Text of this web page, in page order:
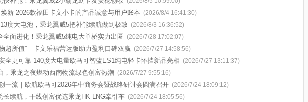
焕新 2026款福田卡文小卡的产品诚意与用户账本 (2026/8/4 16:41:30)
度大电池，乘龙翼威5把补能续航做到极致 (2026/8/3 16:36:52)
全面进化！乘龙翼威5纯电大单桥实力出圈 (2026/7/28 17:02:07)
超所值”｜卡文乐福营运版助力盈利口碑双赢 (2026/7/27 14:58:56)
全更可靠 140度大电量欧马可智蓝ES1纯电轻卡怀挡新品亮相 (2026/7/27 13:11:37)
，乘龙之夜燃动西南物流绿色创富热潮 (2026/7/27 9:55:16)
一流｜欧航欧马可2026年中商务会暨战略研讨会圆满召开 (2026/7/24 18:09:12)
长续航，干线创富优选乘龙HK LNG牵引车 (2026/7/24 18:05:56)